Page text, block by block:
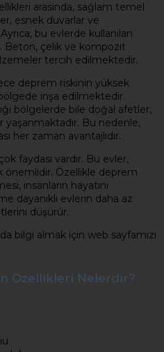
arasında, sağlam temel
esnek duvarlar ve
bu evlerde kullanılan
Beton, çelik ve kompozit
tercih edilmektedir.
deprem riskinin yüksek
inşa edilmektedir.
bölgelerde bile doğal afetler,
Bu nedenle,
her zaman avantajlıdır.
faydası vardır. Bu evler,
önemlidir. Özellikle deprem
insanların hayatını
dayanıklı evlerin daha az
düşürür.
bilgi almak için web sayfamızı
Özellikleri Nelerdir?